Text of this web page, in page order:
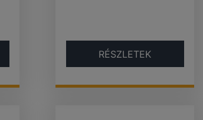
RÉSZLETEK